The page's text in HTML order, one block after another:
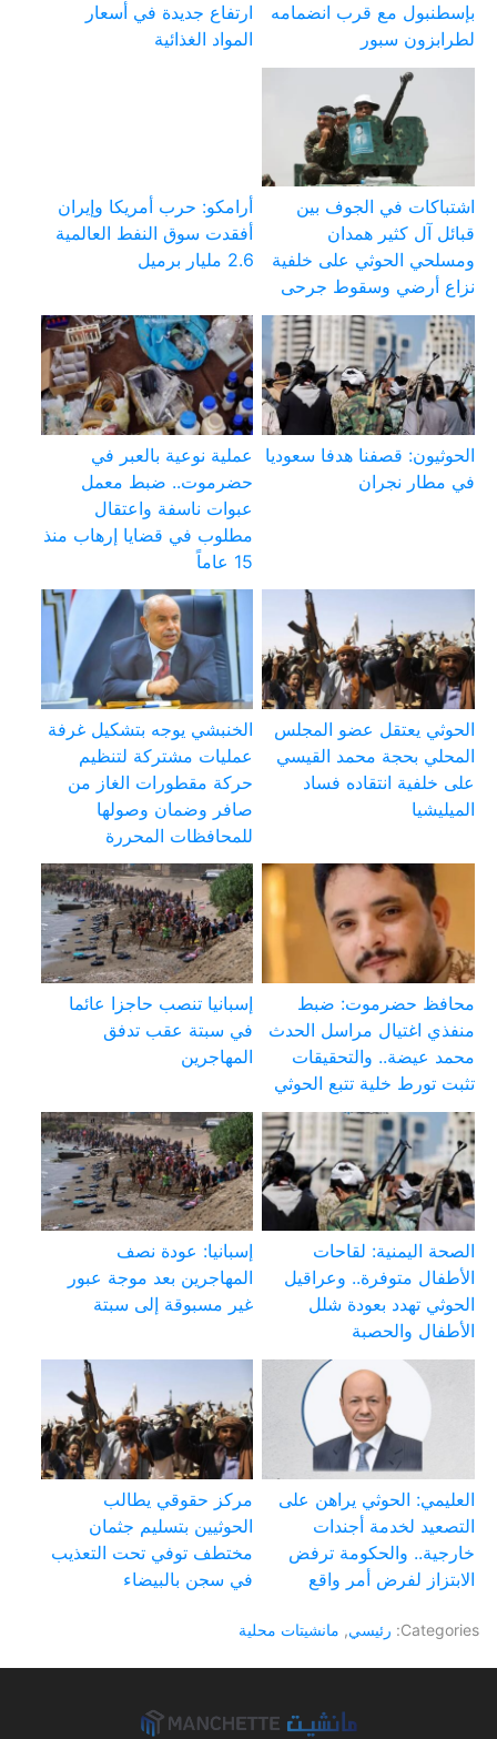
بإسطنبول مع قرب انضمامه
لطرابزون سبور
ارتفاع جديدة في أسعار
المواد الغذائية
اشتباكات في الجوف بين
قبائل آل كثير همدان
ومسلحي الحوثي على خلفية
نزاع أرضي وسقوط جرحى
أرامكو: حرب أمريكا وإيران
أفقدت سوق النفط العالمية
2.6 مليار برميل
الحوثيون: قصفنا هدفا سعوديا
في مطار نجران
عملية نوعية بالعبر في
حضرموت.. ضبط معمل
عبوات ناسفة واعتقال
مطلوب في قضايا إرهاب منذ
15 عاماً
الحوثي يعتقل عضو المجلس
المحلي بحجة محمد القيسي
على خلفية انتقاده فساد
الميليشيا
الخنبشي يوجه بتشكيل غرفة
عمليات مشتركة لتنظيم
حركة مقطورات الغاز من
صافر وضمان وصولها
للمحافظات المحررة
محافظ حضرموت: ضبط
منفذي اغتيال مراسل الحدث
محمد عيضة.. والتحقيقات
تثبت تورط خلية تتبع الحوثي
إسبانيا تنصب حاجزا عائما
في سبتة عقب تدفق
المهاجرين
الصحة اليمنية: لقاحات
الأطفال متوفرة.. وعراقيل
الحوثي تهدد بعودة شلل
الأطفال والحصبة
إسبانيا: عودة نصف
المهاجرين بعد موجة عبور
غير مسبوقة إلى سبتة
العليمي: الحوثي يراهن على
التصعيد لخدمة أجندات
خارجية.. والحكومة ترفض
الابتزاز لفرض أمر واقع
مركز حقوقي يطالب
الحوثيين بتسليم جثمان
مختطف توفي تحت التعذيب
في سجن بالبيضاء
Categories: رئيسي, مانشيتات محلية